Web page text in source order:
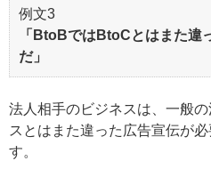
例文3
「BtoBではBtoCとはまた違
だ」
法人相手のビジネスは、一般
スとはまた違った広告宣伝が
す。